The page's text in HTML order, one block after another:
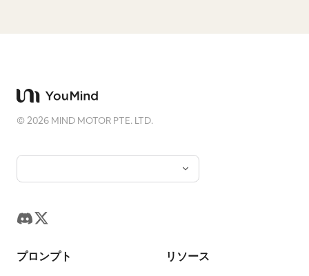
©2026 MIND MOTOR PTE. LTD.
プロンプト リソース